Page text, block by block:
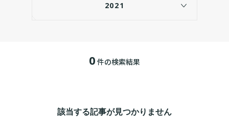
2021
0 件の検索結果
該当する記事が見つかりません